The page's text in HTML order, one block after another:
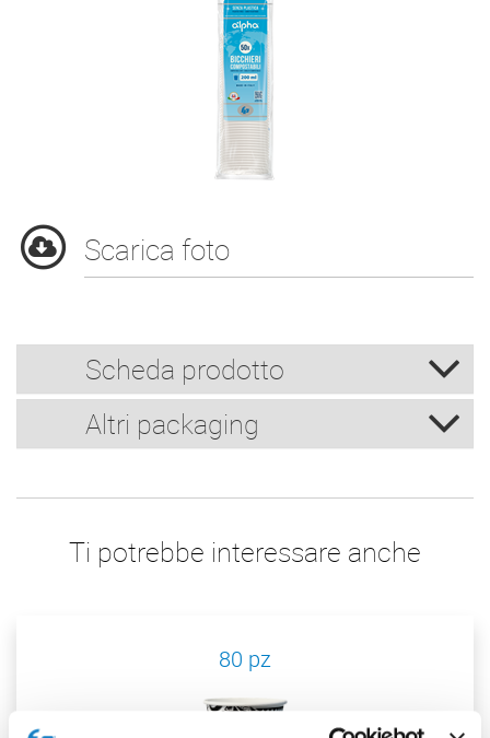
Scarica foto
Scheda prodotto
Altri packaging
Ti potrebbe interessare anche
80 pz